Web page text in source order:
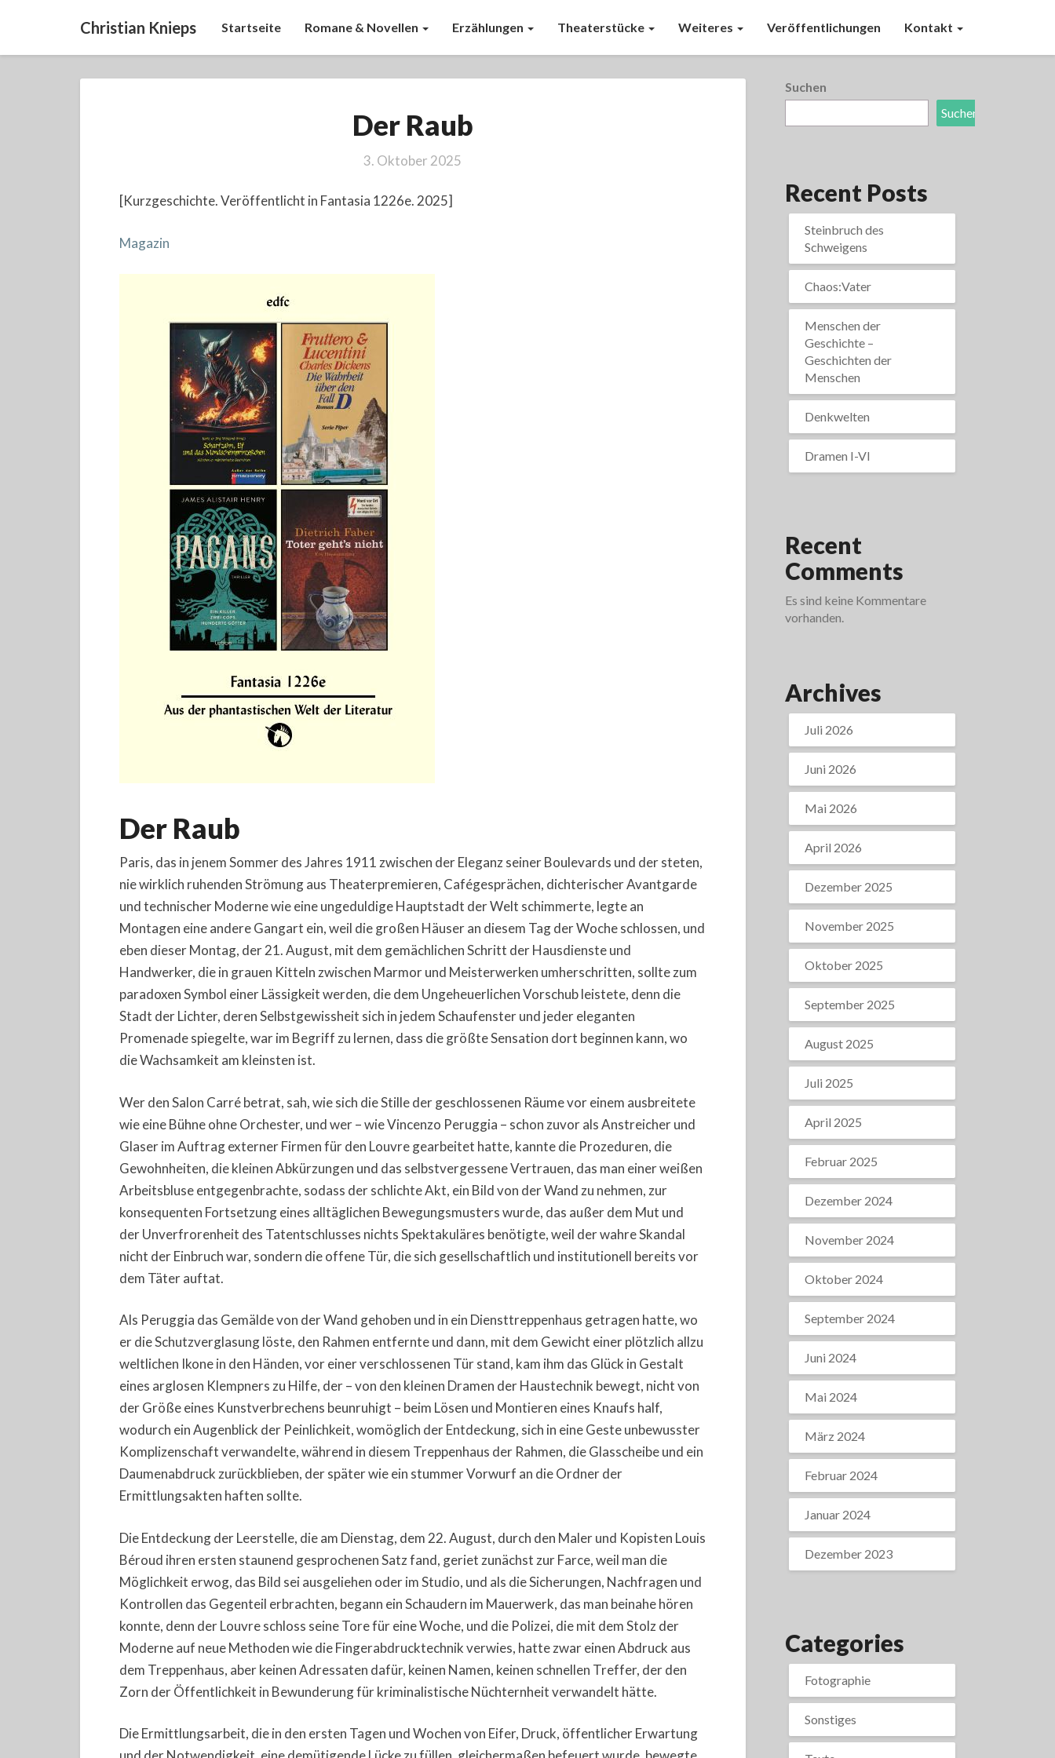
Christian Knieps Startseite Romane & Novellen Erzählungen Theaterstücke Weiteres Veröffentlichungen Kontakt
Raub
Der Raub
3. Oktober 2025
[Kurzgeschichte. Veröffentlicht in Fantasia 1226e. 2025]
Magazin
Der Raub
Paris, das in jenem Sommer des Jahres 1911 zwischen der Eleganz seiner Boulevards und der steten,
nie wirklich ruhenden Strömung aus Theaterpremieren, Cafégesprächen, dichterischer Avantgarde
und technischer Moderne wie eine ungeduldige Hauptstadt der Welt schimmerte, legte an
Montagen eine andere Gangart ein, weil die großen Häuser an diesem Tag der Woche schlossen, und
eben dieser Montag, der 21. August, mit dem gemächlichen Schritt der Hausdienste und
Handwerker, die in grauen Kitteln zwischen Marmor und Meisterwerken umherschritten, sollte zum
paradoxen Symbol einer Lässigkeit werden, die dem Ungeheuerlichen Vorschub leistete, denn die
Stadt der Lichter, deren Selbstgewissheit sich in jedem Schaufenster und jeder eleganten
Promenade spiegelte, war im Begriff zu lernen, dass die größte Sensation dort beginnen kann, wo
die Wachsamkeit am kleinsten ist.
Wer den Salon Carré betrat, sah, wie sich die Stille der geschlossenen Räume vor einem ausbreitete
wie eine Bühne ohne Orchester, und wer – wie Vincenzo Peruggia – schon zuvor als Anstreicher und
Glaser im Auftrag externer Firmen für den Louvre gearbeitet hatte, kannte die Prozeduren, die
Gewohnheiten, die kleinen Abkürzungen und das selbstvergessene Vertrauen, das man einer weißen
Arbeitsbluse entgegenbrachte, sodass der schlichte Akt, ein Bild von der Wand zu nehmen, zur
konsequenten Fortsetzung eines alltäglichen Bewegungsmusters wurde, das außer dem Mut und
der Unverfrorenheit des Tatentschlusses nichts Spektakuläres benötigte, weil der wahre Skandal
nicht der Einbruch war, sondern die offene Tür, die sich gesellschaftlich und institutionell bereits vor
dem Täter auftat.
Als Peruggia das Gemälde von der Wand gehoben und in ein Diensttreppenhaus getragen hatte, wo
er die Schutzverglasung löste, den Rahmen entfernte und dann, mit dem Gewicht einer plötzlich allzu
weltlichen Ikone in den Händen, vor einer verschlossenen Tür stand, kam ihm das Glück in Gestalt
eines arglosen Klempners zu Hilfe, der – von den kleinen Dramen der Haustechnik bewegt, nicht von
der Größe eines Kunstverbrechens beunruhigt – beim Lösen und Montieren eines Knaufs half,
wodurch ein Augenblick der Peinlichkeit, womöglich der Entdeckung, sich in eine Geste unbewusster
Komplizenschaft verwandelte, während in diesem Treppenhaus der Rahmen, die Glasscheibe und ein
Daumenabdruck zurückblieben, der später wie ein stummer Vorwurf an die Ordner der
Ermittlungsakten haften sollte.
Die Entdeckung der Leerstelle, die am Dienstag, dem 22. August, durch den Maler und Kopisten Louis
Béroud ihren ersten staunend gesprochenen Satz fand, geriet zunächst zur Farce, weil man die
Möglichkeit erwog, das Bild sei ausgeliehen oder im Studio, und als die Sicherungen, Nachfragen und
Kontrollen das Gegenteil erbrachten, begann ein Schaudern im Mauerwerk, das man beinahe hören
konnte, denn der Louvre schloss seine Tore für eine Woche, und die Polizei, die mit dem Stolz der
Moderne auf neue Methoden wie die Fingerabdrucktechnik verwies, hatte zwar einen Abdruck aus
dem Treppenhaus, aber keinen Adressaten dafür, keinen Namen, keinen schnellen Treffer, der den
Zorn der Öffentlichkeit in Bewunderung für kriminalistische Nüchternheit verwandelt hätte.
Die Ermittlungsarbeit, die in den ersten Tagen und Wochen von Eifer, Druck, öffentlicher Erwartung
Suchen
Suchen
Recent Posts
Steinbruch des
Schweigens
Chaos:Vater
Menschen der
Geschichte –
Geschichten der
Menschen
Denkwelten
Dramen I-VI
Recent
Comments
Es sind keine Kommentare
vorhanden.
Archives
Juli 2026
Juni 2026
Mai 2026
April 2026
Dezember 2025
November 2025
Oktober 2025
September 2025
August 2025
Juli 2025
April 2025
Februar 2025
Dezember 2024
November 2024
Oktober 2024
September 2024
Juni 2024
Mai 2024
März 2024
Februar 2024
Januar 2024
Dezember 2023
Categories
Fotographie
Sonstiges